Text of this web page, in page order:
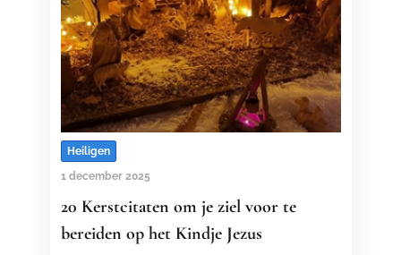
Heiligen
1 december 2025
20 Kerstcitaten om je ziel voor te
bereiden op het Kindje Jezus